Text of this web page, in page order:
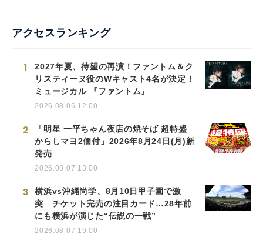
アクセスランキング
1
2027年夏、待望の再演！ファントム＆ク
リスティーヌ役のWキャスト4名が決定！
ミュージカル 『ファントム』
2026.08.06 12:00
2
「明星 一平ちゃん夜店の焼そば 超特盛
からしマヨ2個付」2026年8月24日(月)新
発売
2026.08.07 13:00
3
横浜vs沖縄尚学、8月10日甲子園で激
突 チケット完売の注目カード…28年前
にも横浜が演じた“伝説の一戦”
2026.08.07 19:00